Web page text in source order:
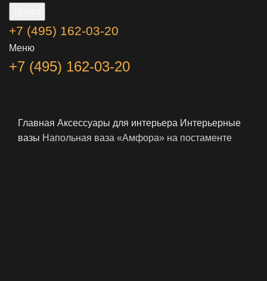
+7 (495) 162-03-20
Меню
+7 (495) 162-03-20
Главная Аксессуары для интерьера Интерьерные
вазы Напольная ваза «Амфора» на постаменте